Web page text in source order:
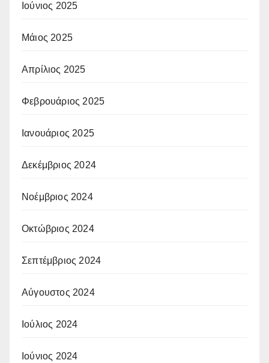
Ιούνιος 2025
Μάιος 2025
Απρίλιος 2025
Φεβρουάριος 2025
Ιανουάριος 2025
Δεκέμβριος 2024
Νοέμβριος 2024
Οκτώβριος 2024
Σεπτέμβριος 2024
Αύγουστος 2024
Ιούλιος 2024
Ιούνιος 2024